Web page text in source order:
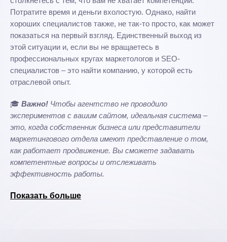
Потратите время и деньги вхолостую. Однако, найти
хороших специалистов также, не так-то просто, как может
показаться на первый взгляд. Единственный выход из
этой ситуации и, если вы не вращаетесь в
профессиональных кругах маркетологов и SEO-
специалистов – это найти компанию, у которой есть
отраслевой опыт.
🎓 Важно! Чтобы агентство не проводило
экспериментов с вашим сайтом, идеальная система –
это, когда собственник бизнеса или представители
маркетингового отдела имеют представление о том,
как работает продвижение. Вы сможете задавать
компетентные вопросы и отслеживать
эффективность работы.
Показать больше